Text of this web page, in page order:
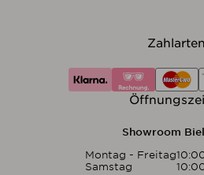
Zahlarten
Showroom
Montag - Freitag
Samstag